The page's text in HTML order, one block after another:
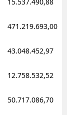
471.219.693,00
43.048.452,97
12.758.532,52
50.717.086,70